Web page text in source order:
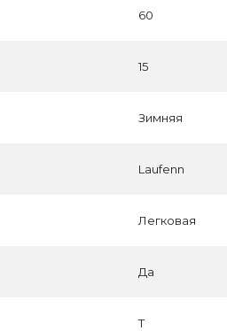
60
15
Зимняя
Laufenn
Легковая
Да
T